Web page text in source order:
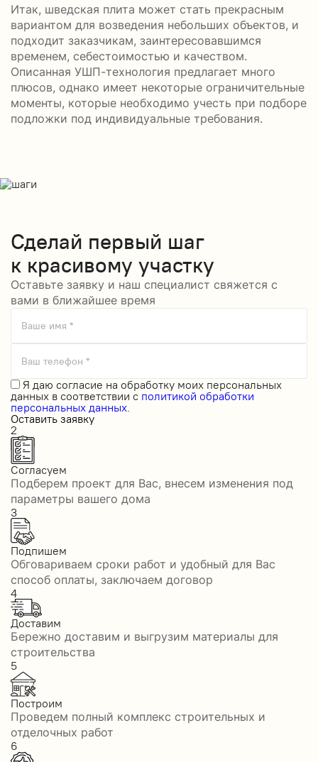
Итак, шведская плита может стать прекрасным
вариантом для возведения небольших объектов, и
подходит заказчикам, заинтересовавшимся
временем, себестоимостью и качеством.
Описанная УШП-технология предлагает много
плюсов, однако имеет некоторые ограничительные
моменты, которые необходимо учесть при подборе
подложки под индивидуальные требования.
Сделай первый шаг
к красивому участку
Оставьте заявку и наш специалист свяжется с
вами в ближайшее время
Ваше имя *
Ваш телефон *
Я даю согласие на обработку моих персональных
данных в соответствии с политикой обработки
персональных данных.
Оставить заявку
2
Согласуем
Подберем проект для Вас, внесем изменения под
параметры вашего дома
3
Подпишем
Обговариваем сроки работ и удобный для Вас
способ оплаты, заключаем договор
4
Доставим
Бережно доставим и выгрузим материалы для
строительства
5
Построим
Проведем полный комплекс строительных и
отделочных работ
6